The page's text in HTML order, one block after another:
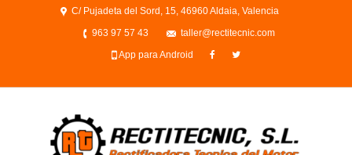
C/ Pujadeta del Sord, 15, 46960 Aldaia, Valencia
963 97 57 43
taller@rectitecnic.com
App para Android